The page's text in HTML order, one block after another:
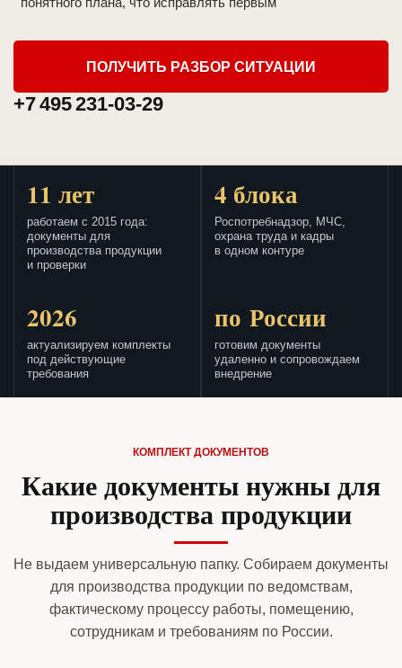
ПОЛУЧИТЬ РАЗБОР СИТУАЦИИ
+7 495 231-03-29
11 лет
работаем с 2015 года:
документы для
производства продукции
и проверки
4 блока
Роспотребнадзор, МЧС,
охрана труда и кадры
в одном контуре
2026
актуализируем комплекты
под действующие
требования
по России
готовим документы
удаленно и сопровождаем
внедрение
КОМПЛЕКТ ДОКУМЕНТОВ
Какие документы нужны для
производства продукции
Не выдаем универсальную папку. Собираем документы
для производства продукции по ведомствам,
фактическому процессу работы, помещению,
сотрудникам и требованиям по России.